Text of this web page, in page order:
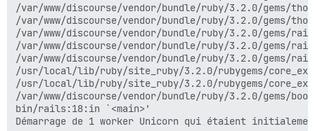
/var/www/discourse/vendor/bundle/ruby/3.2.0/gems/
/var/www/discourse/vendor/bundle/ruby/3.2.0/
/var/www/discourse/vendor/bundle/ruby/3.2.0/
/var/www/discourse/vendor/bundle/ruby/3.2.0/
/var/www/discourse/vendor/bundle/ruby/3.2.0/gems/
/usr/local/lib/ruby/site_ruby/3.2.0/rubygems/
/usr/local/lib/ruby/site_ruby/3.2.0/rubygems/
/var/www/discourse/vendor/bundle/ruby/3.2.0/gems/
bin/rails:18:in `<main>'